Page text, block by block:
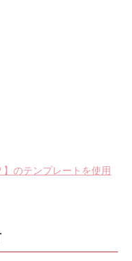
】のテンプレートを使用